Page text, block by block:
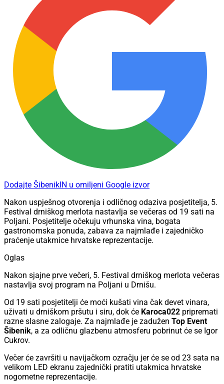
Dodajte ŠibenikIN u omiljeni Google izvor
Nakon uspješnog otvorenja i odličnog odaziva posjetitelja, 5.
Festival drniškog merlota nastavlja se večeras od 19 sati na
Poljani. Posjetitelje očekuju vrhunska vina, bogata
gastronomska ponuda, zabava za najmlađe i zajedničko
praćenje utakmice hrvatske reprezentacije.
Oglas
Nakon sjajne prve večeri, 5. Festival drniškog merlota večeras
nastavlja svoj program na Poljani u Drnišu.
Od 19 sati posjetitelji će moći kušati vina čak devet vinara,
uživati u drniškom pršutu i siru, dok će Karoca022 pripremati
razne slasne zalogaje. Za najmlađe je zadužen Top Event
Šibenik, a za odličnu glazbenu atmosferu pobrinut će se Igor
Cukrov.
Večer će završiti u navijačkom ozračju jer će se od 23 sata na
velikom LED ekranu zajednički pratiti utakmica hrvatske
nogometne reprezentacije.